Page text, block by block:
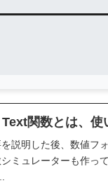
関数とは、使
説明した後、数値フ
ミュレーターも作っ